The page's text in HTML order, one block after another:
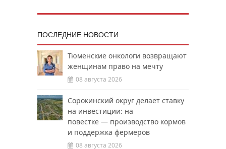
ПОСЛЕДНИЕ НОВОСТИ
Тюменские онкологи возвращают
женщинам право на мечту
08 августа 2026
Сорокинский округ делает ставку
на инвестиции: на
повестке — производство кормов
и поддержка фермеров
08 августа 2026